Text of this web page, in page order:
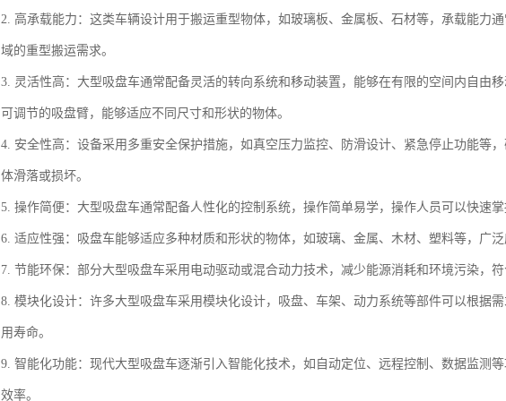
2. 高承载能力：这类车辆设计用于搬运重型物体，如玻璃板、金属板、石材等，承载能力
域的重型搬运需求。
3. 灵活性高：大型吸盘车通常配备灵活的转向系统和移动装置，能够在有限的空间内自由
可调节的吸盘臂，能够适应不同尺寸和形状的物体。
4. 安全性高：设备采用多重安全保护措施，如真空压力监控、防滑设计、紧急停止功能等
体滑落或损坏。
5. 操作简便：大型吸盘车通常配备人性化的控制系统，操作简单易学，操作人员可以快速
6. 适应性强：吸盘车能够适应多种材质和形状的物体，如玻璃、金属、木材、塑料等，广泛
7. 节能环保：部分大型吸盘车采用电动驱动或混合动力技术，减少能源消耗和环境污染，符
8. 模块化设计：许多大型吸盘车采用模块化设计，吸盘、车架、动力系统等部件可以根据
用寿命。
9. 智能化功能：现代大型吸盘车逐渐引入智能化技术，如自动定位、远程控制、数据监测
效率。